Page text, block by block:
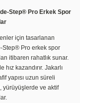
Step® Pro Erkek Spor
için tasarlanan
Step® Pro erkek spor
itibaren rahatlık sunar.
kazandırır. Jakarlı
yapısı uzun süreli
yürüyüşlerde ve aktif